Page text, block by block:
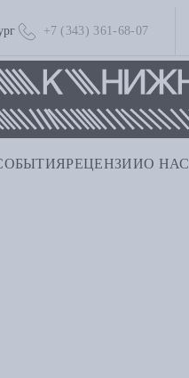
+7 (343) 361-68-07
РЕЦЕНЗИИО НАС